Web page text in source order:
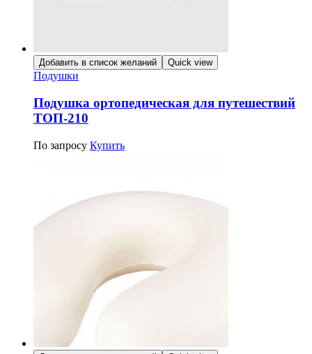
Добавить в список желаний Quick view
Подушки
Подушка ортопедическая для путешествий
ТОП-210
По запросу Купить